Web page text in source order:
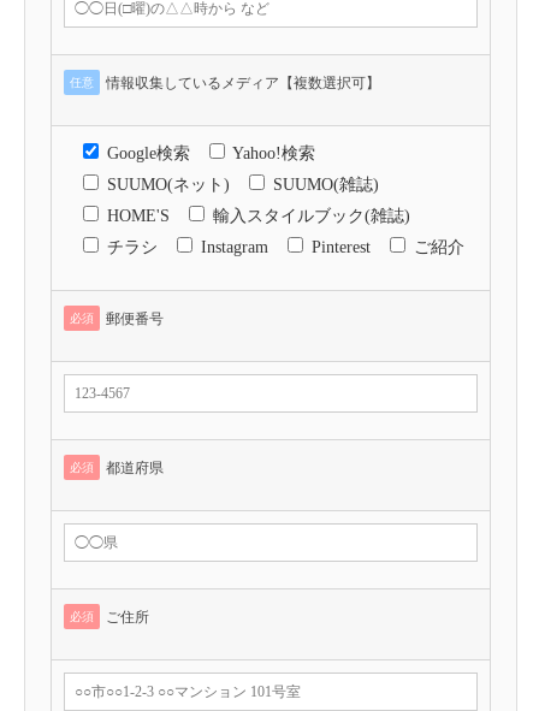
任意 情報収集しているメディア【複数選択可】
Google検索
Yahoo!検索
SUUMO(ネット)
SUUMO(雑誌)
HOME'S
輸入スタイルブック(雑誌)
チラシ
Instagram Pinterest ご紹介
必須 郵便番号
必須 都道府県
必須 ご住所